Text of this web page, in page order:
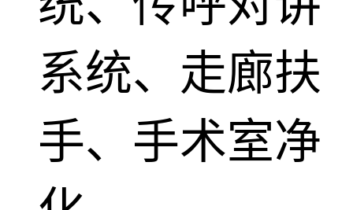
系统、走廊扶
手、手术室净